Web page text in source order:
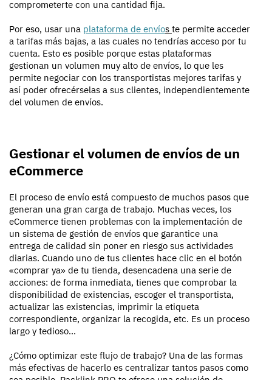
comprometerte con una cantidad fija.
Por eso, usar una plataforma de envíos te permite acceder
a tarifas más bajas, a las cuales no tendrías acceso por tu
cuenta. Esto es posible porque estas plataformas
gestionan un volumen muy alto de envíos, lo que les
permite negociar con los transportistas mejores tarifas y
así poder ofrecérselas a sus clientes, independientemente
del volumen de envíos.
Gestionar el volumen de envíos de un
eCommerce
El proceso de envío está compuesto de muchos pasos que
generan una gran carga de trabajo. Muchas veces, los
eCommerce tienen problemas con la implementación de
un sistema de gestión de envíos que garantice una
entrega de calidad sin poner en riesgo sus actividades
diarias. Cuando uno de tus clientes hace clic en el botón
«comprar ya» de tu tienda, desencadena una serie de
acciones: de forma inmediata, tienes que comprobar la
disponibilidad de existencias, escoger el transportista,
actualizar las existencias, imprimir la etiqueta
correspondiente, organizar la recogida, etc. Es un proceso
largo y tedioso...
¿Cómo optimizar este flujo de trabajo? Una de las formas
más efectivas de hacerlo es centralizar tantos pasos como